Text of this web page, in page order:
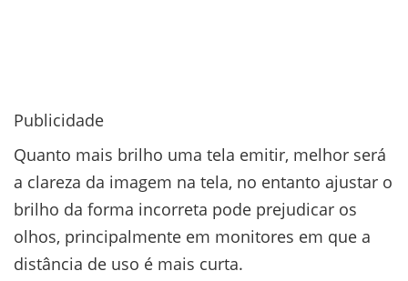
Publicidade
Quanto mais brilho uma tela emitir, melhor será
a clareza da imagem na tela, no entanto ajustar o
brilho da forma incorreta pode prejudicar os
olhos, principalmente em monitores em que a
distância de uso é mais curta.